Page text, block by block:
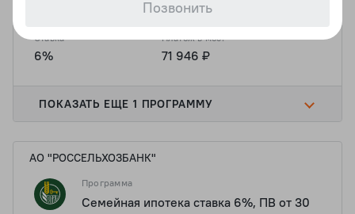
Ставка
6%
Платеж в мес.
71 946 ₽
ПОКАЗАТЬ ЕЩЕ 1 ПРОГРАММУ
АО "РОССЕЛЬХОЗБАНК"
Программа
Семейная ипотека ставка 6%, ПВ от 30
Позвонить